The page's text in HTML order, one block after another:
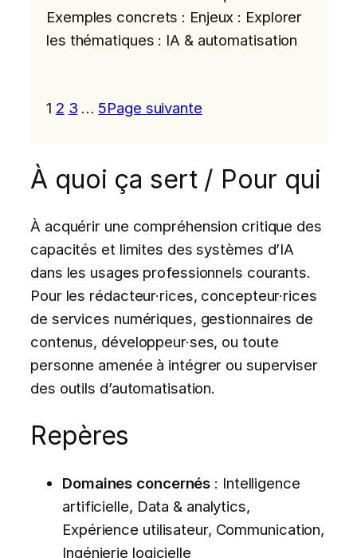
Exemples concrets : Enjeux : Explorer
les thématiques : IA & automatisation
1 2 3 … 5Page suivante
À quoi ça sert / Pour qui
À acquérir une compréhension critique des
capacités et limites des systèmes d’IA
dans les usages professionnels courants.
Pour les rédacteur·rices, concepteur·rices
de services numériques, gestionnaires de
contenus, développeur·ses, ou toute
personne amenée à intégrer ou superviser
des outils d’automatisation.
Repères
Domaines concernés : Intelligence
artificielle, Data & analytics,
Expérience utilisateur, Communication,
Ingénierie logicielle